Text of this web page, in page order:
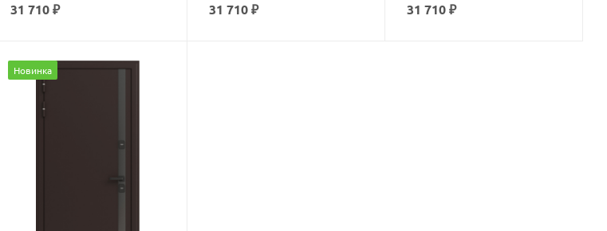
31 710₽ 31 710₽ 31 710₽
Новинка